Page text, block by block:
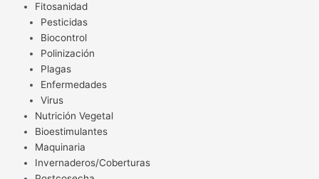
Fitosanidad
Pesticidas
Biocontrol
Polinización
Plagas
Enfermedades
Virus
Nutrición Vegetal
Bioestimulantes
Maquinaria
Invernaderos/Coberturas